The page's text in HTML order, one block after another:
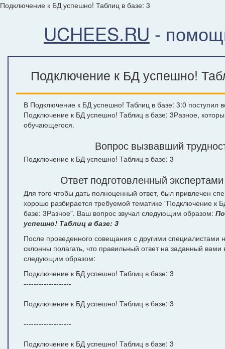
Подключение к БД успешно! Таблиц в базе: 3
UCHEES.RU -
Подключение к БД успешно!
В Подключение к БД успешно! Таблиц в базе: 3:0 поступил
Подключение к БД успешно! Таблиц в базе: 3Разное,
обучающегося.
Вопрос вызвавший
Подключение к БД успешно! Таблиц в базе: 3
Ответ подготовленный
Для того чтобы дать полноценный ответ, был привлечен
хорошо разбирается требуемой тематике "Подключение к
базе: 3Разное". Ваш вопрос звучал следующим образом:
успешно! Таблиц в базе: 3
После проведенного совещания с другими специалистами
склонны полагать, что правильный ответ на заданный вами
следующим образом:
Подключение к БД успешно! Таблиц в базе: 3
-------------------
Подключение к БД успешно! Таблиц в базе: 3
-------------------
Подключение к БД успешно! Таблиц в базе: 3